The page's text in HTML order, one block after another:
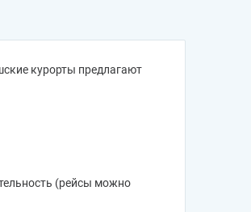
курорты предлагают
(рейсы можно